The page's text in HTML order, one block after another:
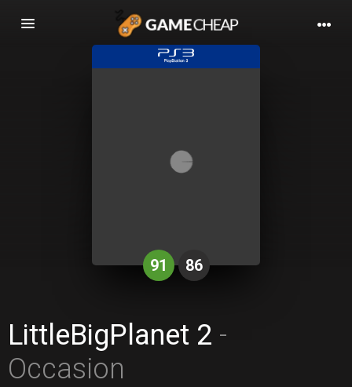
Basculer
91 86
LittleBigPlanet 2 -
Occasion